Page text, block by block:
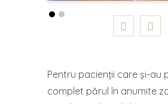
Pentru pacienții care și-au
complet părul în anumite